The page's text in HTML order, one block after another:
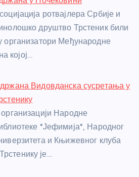
p
p
eротвајлера Србије и
друштво Трстеник били
организатори Међународне
којој…
Видовданска сусретања у
Народне
"Јефимија", Народног
и Књижевног клуба
је…